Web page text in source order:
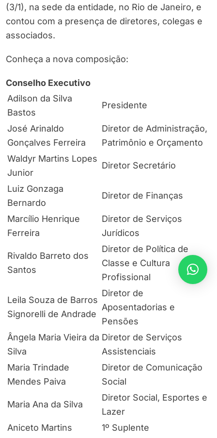
(3/1), na sede da entidade, no Rio de Janeiro, e
contou com a presença de diretores, colegas e
associados.
Conheça a nova composição:
Conselho Executivo
Adilson da Silva
Bastos
Presidente
José Arinaldo
Gonçalves Ferreira
Diretor de Administração,
Patrimônio e Orçamento
Waldyr Martins Lopes
Junior
Diretor Secretário
Luiz Gonzaga
Bernardo
Diretor de Finanças
Marcílio Henrique
Ferreira
Diretor de Serviços
Jurídicos
Rivaldo Barreto dos
Santos
Diretor de Política de
Classe e Cultura
Profissional
Leila Souza de Barros
Signorelli de Andrade
Diretor de
Aposentadorias e
Pensões
Ângela Maria Vieira da
Silva
Diretor de Serviços
Assistenciais
Maria Trindade
Mendes Paiva
Diretor de Comunicação
Social
Maria Ana da Silva
Diretor Social, Esportes e
Lazer
Aniceto Martins
1º Suplente